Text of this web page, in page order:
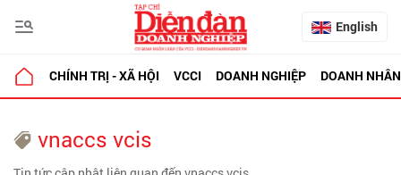
English
CHÍNH TRỊ - XÃ HỘI VCCI DOANH NGHIỆP DOANH NHÂN
vnaccs vcis